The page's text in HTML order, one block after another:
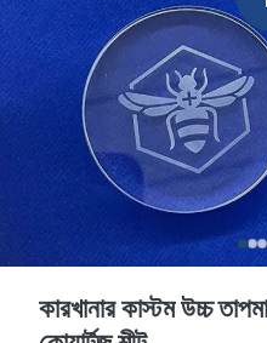
কারখানার কাস্টম উচ্চ